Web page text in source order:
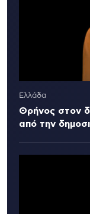
Ελλάδα
Θρήνος στον
από την